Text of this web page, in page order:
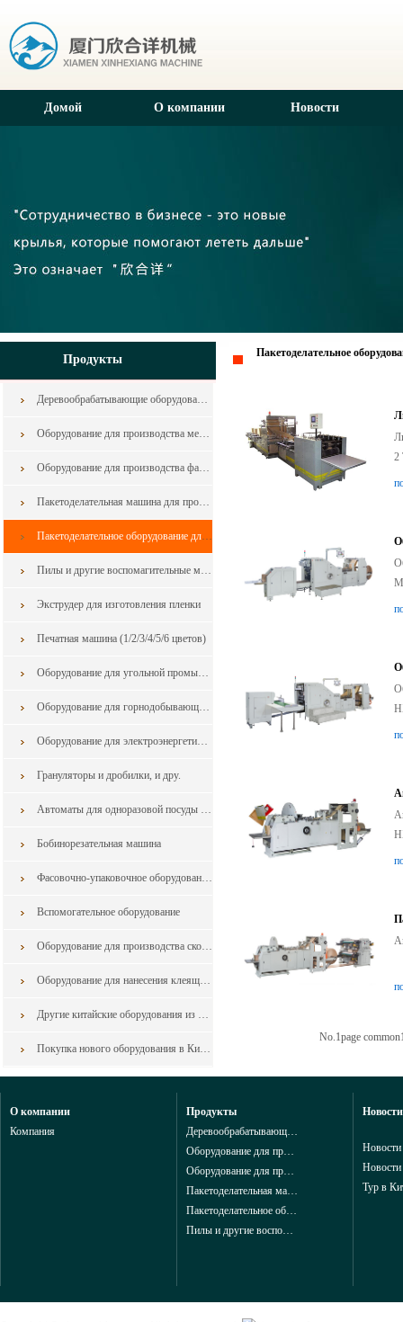
Домой О компании Новости
Продукты
Деревообрабатывающие оборудования
Оборудование для производства мебели
Оборудование для производства фанеры из шпона
Пакетоделательная машина для производства полиэтиленовых пакетов
Пакетоделательное оборудование для производства бумажных пакетов
Пилы и другие воспомагительные машины для обработки дерева и мебели из Китая
Экструдер для изготовления пленки
Печатная машина (1/2/3/4/5/6 цветов)
Оборудование для угольной промышленности из Китая
Оборудование для горнодобывающей промышленности из Китая
Оборудование для электроэнергетики из Китая
Грануляторы и дробилки, и дру.
Автоматы для одноразовой посуды из Китая
Бобинорезательная машина
Фасовочно-упаковочное оборудование из Китая
Вспомогательное оборудование
Оборудование для производства скотча
Оборудование для нанесения клеящего слоя на нетканый материал,pe пленки, целлофан, самоклеящиеся мат
Другие китайские оборудования из Китая
Покупка нового оборудования в Китае: как свести к минимуму риски контракта
Пакетоделательное
2
No.1page
О компании
Компания
Продукты
Деревообрабатывающие оборудования
Оборудование для производства мебели
Оборудование для производства фанеры из шпона
Пакетоделательная машина для производства полиэтиленовых пакетов
Пакетоделательное оборудование для производства бумажных пакетов
Пилы и другие воспомагительные машины для обработки дерева и мебели из Китая
Новости
Новости
Новости
Тур в